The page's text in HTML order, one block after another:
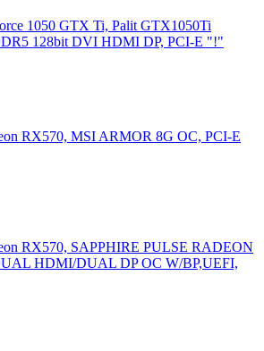
1050 GTX Ti, Palit GTX1050Ti
128bit DVI HDMI DP, PCI-E "!"
RX570, MSI ARMOR 8G OC, PCI-E
RX570, SAPPHIRE PULSE RADEON
HDMI/DUAL DP OC W/BP,UEFI,